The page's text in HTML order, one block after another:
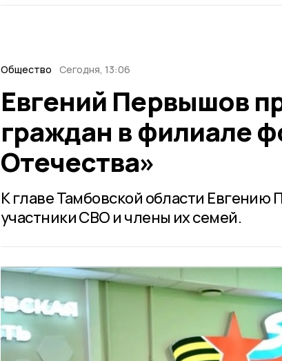
Общество Сегодня, 13:06
Евгений Первышов
граждан в филиале
Отечества»
К главе Тамбовской области
участники СВО и члены их семей.